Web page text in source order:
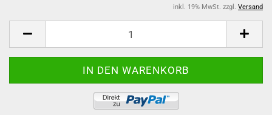
inkl. 19% MwSt. zzgl. Versand